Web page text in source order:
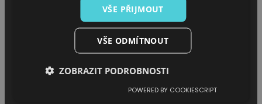
MENU
VŠE PŘIJMOUT
VŠE ODMÍTNOUT
ZOBRAZIT PODROBNOSTI
POWERED BY COOKIESCRIPT